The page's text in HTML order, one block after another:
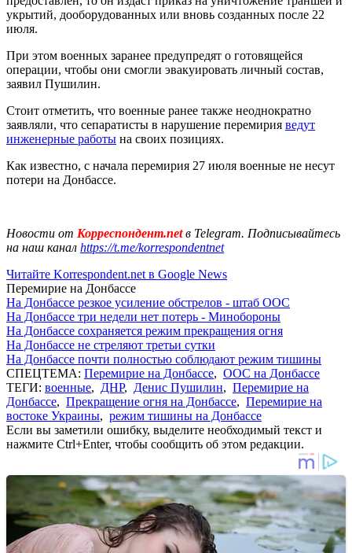
укрытий, дооборудованных или вновь созданных после 22
июля.
При этом военных заранее предупредят о готовящейся
операции, чтобы они смогли эвакуировать личный состав,
заявил Пушилин.
Стоит отметить, что военные ранее также неоднократно
заявляли, что сепаратисты в нарушение перемирия ведут
инженерные работы на своих позициях.
Как известно, с начала перемирия 27 июля военные не несут
потери на Донбассе.
Новости от Корреспондент.netв Telegram. Подписывайтесь
на наш канал https://t.me/korrespondentnet
Читайте Korrespondent.net в Google News
Перемирие на Донбассе
На Донбассе резкое усиление обстрелов - штаб ООС
На Донбассе три недели нет потерь - Минобороны
На Донбассе сохраняется режим прекращения огня
На Донбассе не стреляют третьи сутки
На Донбассе почти полностью соблюдают режим тишины
СПЕЦТЕМА: Перемирие на Донбассе, ООС на Донбассе
ТЕГИ: военные, ДНР, Денис Пушилин, Перемирие на
Донбассе, Прекращение огня на Донбассе, Перемирие на
востоке Украины, режим тишины на Донбассе
Если вы заметили ошибку, выделите необходимый текст и
нажмите Ctrl+Enter, чтобы сообщить об этом редакции.